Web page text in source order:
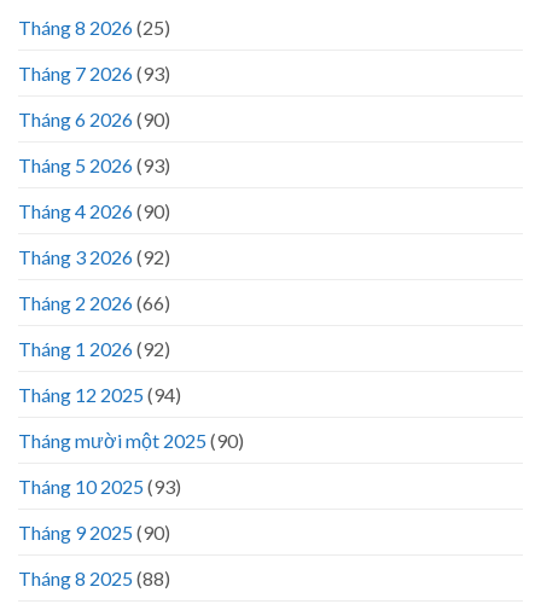
Tháng 8 2026(25)
Tháng 7 2026(93)
Tháng 6 2026(90)
Tháng 5 2026(93)
Tháng 4 2026(90)
Tháng 3 2026(92)
Tháng 2 2026(66)
Tháng 1 2026(92)
Tháng 12 2025(94)
Tháng mười một 2025(90)
Tháng 10 2025(93)
Tháng 9 2025(90)
Tháng 8 2025(88)